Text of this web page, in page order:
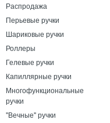
Распродажа
Перьевые ручки
Шариковые ручки
Роллеры
Гелевые ручки
Капиллярные ручки
Многофункциональные
ручки
"Вечные" ручки